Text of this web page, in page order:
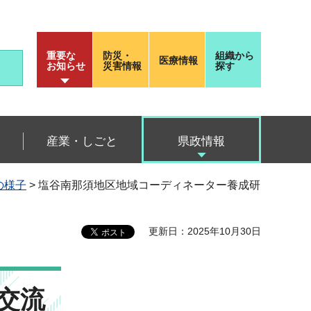
重要な
お知らせ
防災・
災害情報
医療情報
組織から
探す
産業・しごと 県政情報
様子 > 塩谷南那須地区地域コーディネーター養成研
更新日：2025年10月30日
流